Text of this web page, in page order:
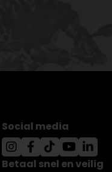
Social media
Betaal snel en veilig